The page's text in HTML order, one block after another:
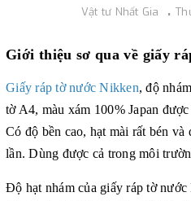
Vật tư Nhất Gia
Giới thiệu sơ qua về giấy
Giấy ráp tờ nước Nikken, độ
tờ A4, màu xám 100% Japan
Có độ bền cao, hạt mài rất bén
lần. Dùng được cả trong môi
Độ hạt nhám của giấy ráp tờ